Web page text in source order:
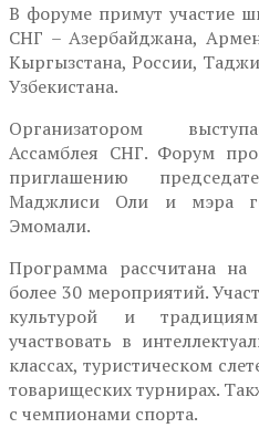
В форуме примут участие
СНГ – Азербайджана,
Кыргызстана, России,
Узбекистана.
Организатором
Ассамблея СНГ. Форум
приглашению
Маджлиси Оли и мэра
Эмомали.
Программа рассчитана
более 30 мероприятий.
культурой и
участвовать в
классах, туристическом
товарищеских турнирах.
с чемпионами спорта.